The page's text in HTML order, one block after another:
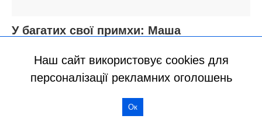
Наш сайт використовує cookies для
персоналізації рекламних оголошень
Ок